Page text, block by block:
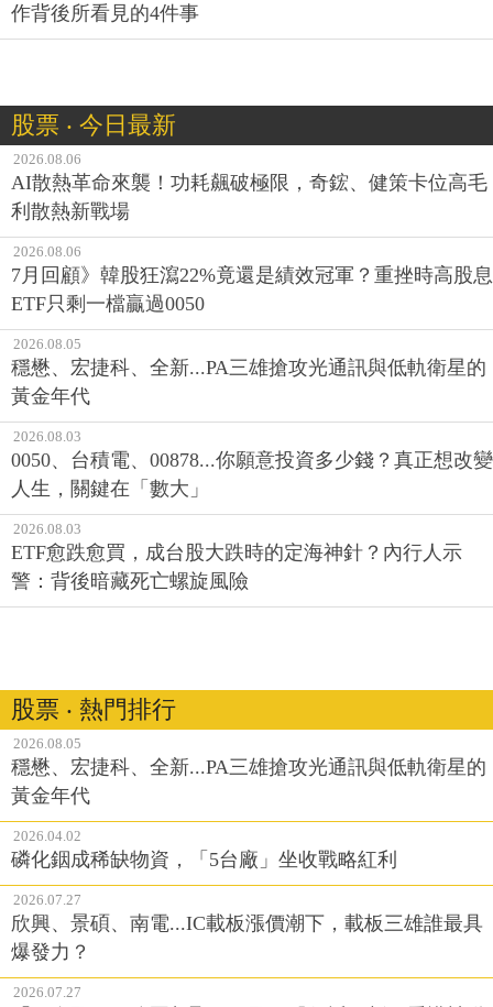
作背後所看見的4件事
股票 ‧ 今日最新
2026.08.06
AI散熱革命來襲！功耗飆破極限，奇鋐、健策卡位高毛
利散熱新戰場
2026.08.06
7月回顧》韓股狂瀉22%竟還是績效冠軍？重挫時高股息
ETF只剩一檔贏過0050
2026.08.05
穩懋、宏捷科、全新...PA三雄搶攻光通訊與低軌衛星的
黃金年代
2026.08.03
0050、台積電、00878...你願意投資多少錢？真正想改變
人生，關鍵在「數大」
2026.08.03
ETF愈跌愈買，成台股大跌時的定海神針？內行人示
警：背後暗藏死亡螺旋風險
股票 ‧ 熱門排行
2026.08.05
穩懋、宏捷科、全新...PA三雄搶攻光通訊與低軌衛星的
黃金年代
2026.04.02
磷化銦成稀缺物資，「5台廠」坐收戰略紅利
2026.07.27
欣興、景碩、南電...IC載板漲價潮下，載板三雄誰最具
爆發力？
2026.07.27